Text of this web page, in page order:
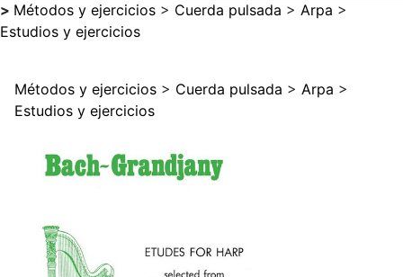
> Métodos y ejercicios > Cuerda pulsada > Arpa >
Estudios y ejercicios
Métodos y ejercicios > Cuerda pulsada > Arpa >
Estudios y ejercicios